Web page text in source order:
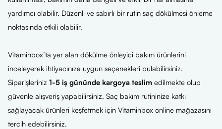
yardımcı olabilir. Düzenli ve sabırlı bir rutin saç dökülmesi önleme
noktasında etkili olabilir.
Vitaminbox’ta yer alan dökülme önleyici bakım ürünlerini
inceleyerek ihtiyacınıza uygun seçenekleri bulabilirsiniz.
Siparişleriniz 1-5 iş gününde kargoya teslim edilmekte olup
güvenle alışveriş yapabilirsiniz. Saç bakım rutininize katkı
sağlayacak ürünleri keşfetmek için Vitaminbox online mağazasını
tercih edebilirsiniz.